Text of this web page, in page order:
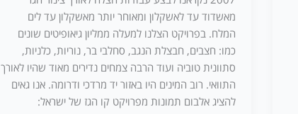
מאשדוד עד לאשקלון ומאוחר יותר מאשקלון עד לים
המלח. בפרויקט הצלנו למעלה ממליון גיאופיטים שונים
כמו: חצבים, חבצלת הנגב, סחלבי בר, נוריות, כלניות,
סתוונית טוביה ועוד הרבה צמחים נדירים מאוד שהיו לאורך
התוואי. רוב המינים היו באזור יד מרדכי ודרומה. אנו גאים
להציג אלבום תמונות מפרויקט קו הגז של ישראל: